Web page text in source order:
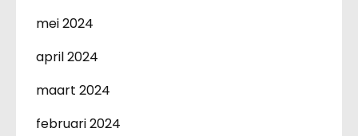
mei 2024
april 2024
maart 2024
februari 2024